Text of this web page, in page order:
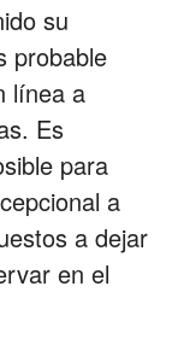
su
probable
línea a
Es
para
a
a dejar
en el